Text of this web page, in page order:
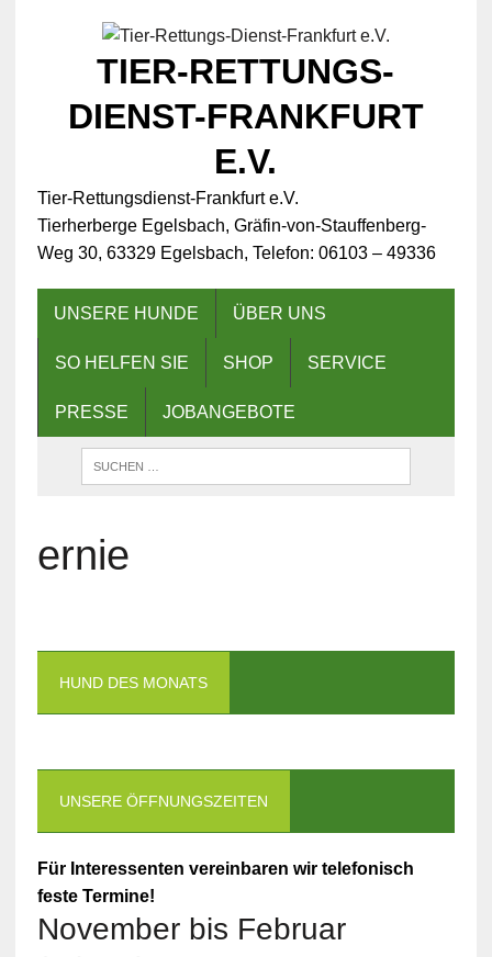
TIER-RETTUNGS-
DIENST-FRANKFURT
E.V.
Tier-Rettungsdienst-Frankfurt e.V.
Tierherberge Egelsbach, Gräfin-von-Stauffenberg-
Weg 30, 63329 Egelsbach, Telefon: 06103 – 49336
UNSERE HUNDE ÜBER UNS
SO HELFEN SIE SHOP SERVICE
PRESSE JOBANGEBOTE
ernie
HUND DES MONATS
UNSERE ÖFFNUNGSZEITEN
Für Interessenten vereinbaren wir telefonisch
feste Termine!
November bis Februar